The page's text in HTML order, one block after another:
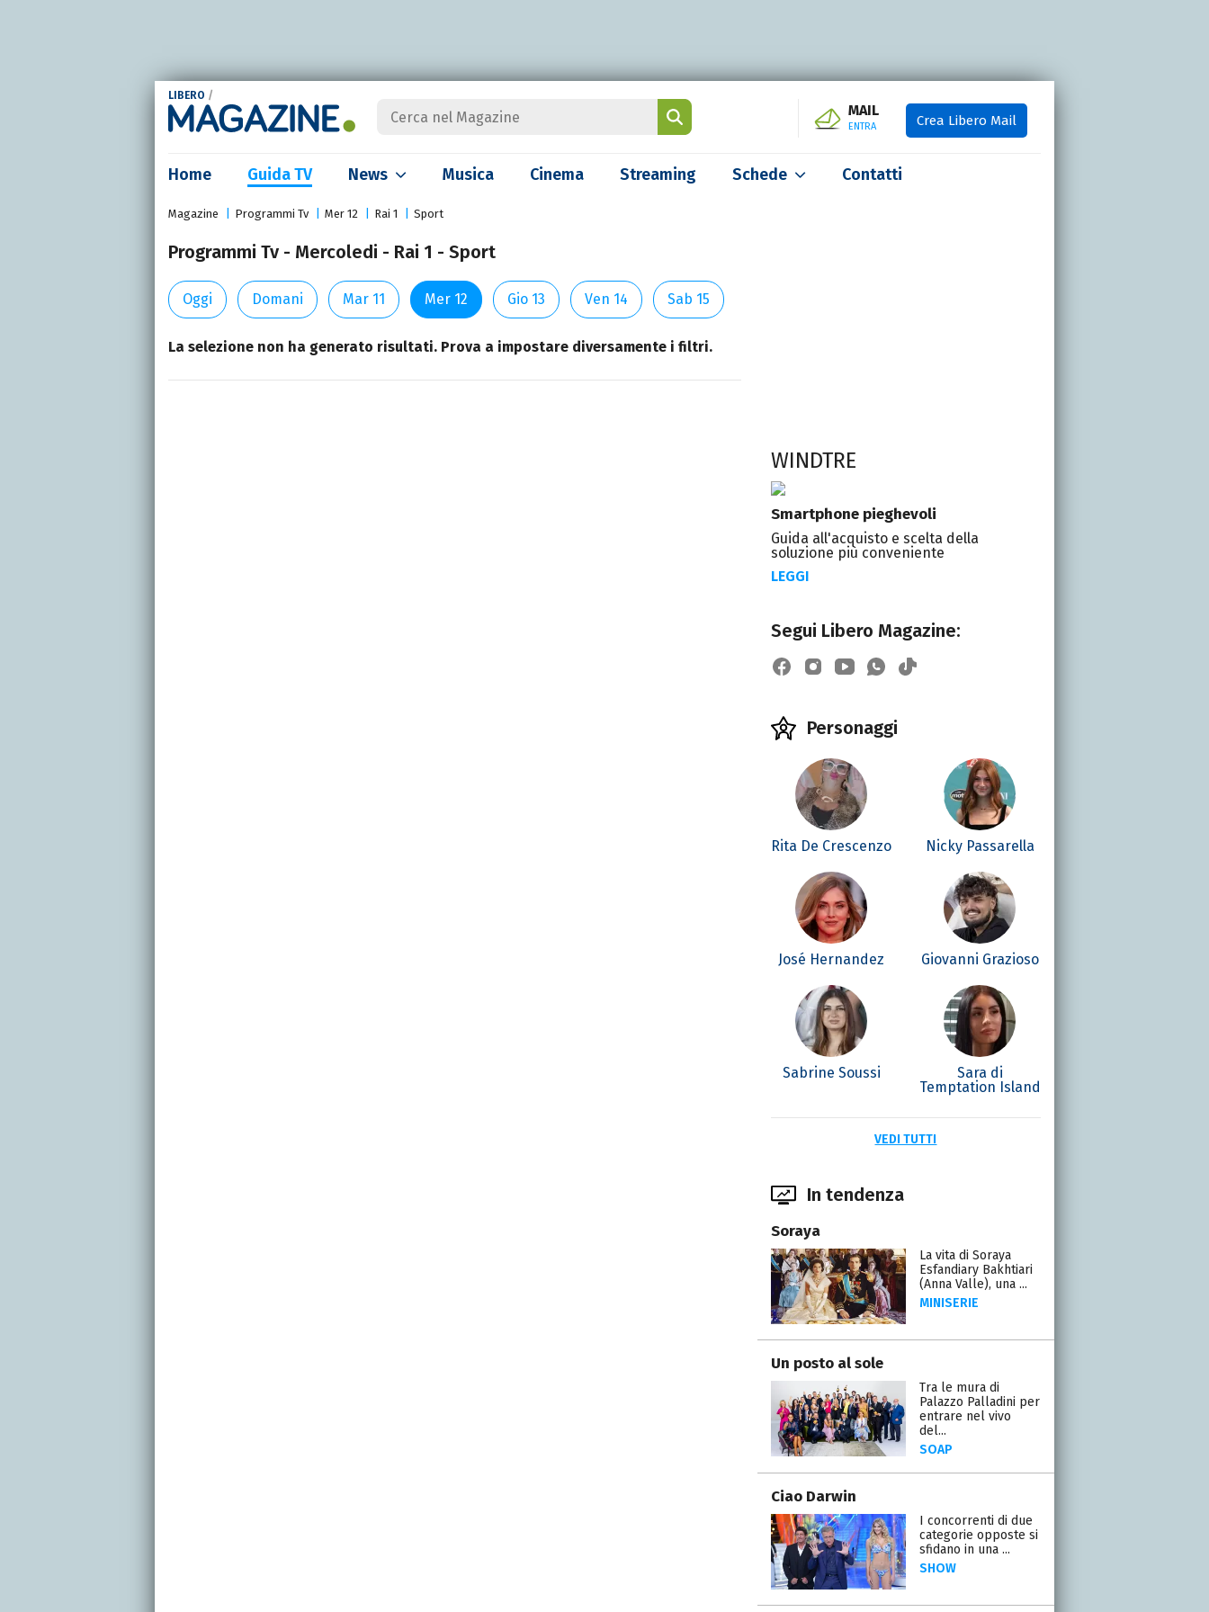
LIBERO /
MAIL
ENTRA Crea Libero Mail
Home Guida TV News Musica Cinema Streaming Schede Contatti
Magazine Programmi Tv Mer 12 Rai 1 Sport
Programmi Tv - Mercoledi - Rai 1 - Sport
Oggi Domani Mar 11 Mer 12 Gio 13 Ven 14 Sab 15
La selezione non ha generato risultati. Prova a impostare diversamente i filtri.
WINDTRE
Smartphone pieghevoli
Guida all'acquisto e scelta della
soluzione più conveniente
LEGGI
Segui Libero Magazine:
Personaggi
Rita De Crescenzo Nicky Passarella
José Hernandez Giovanni Grazioso
Sabrine Soussi
Sara di
Temptation Island
VEDI TUTTI
In tendenza
Soraya
La vita di Soraya
Esfandiary Bakhtiari
(Anna Valle), una ...
MINISERIE
Un posto al sole
Tra le mura di
Palazzo Palladini per
entrare nel vivo
del...
SOAP
Ciao Darwin
I concorrenti di due
categorie opposte si
sfidano in una ...
SHOW